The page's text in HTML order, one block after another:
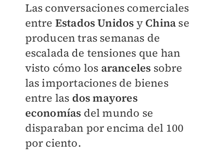
Las conversaciones comerciales
entre Estados Unidos y China se
producen tras semanas de
escalada de tensiones que han
visto cómo los aranceles sobre
las importaciones de bienes
entre las dos mayores
economías del mundo se
disparaban por encima del 100
por ciento.